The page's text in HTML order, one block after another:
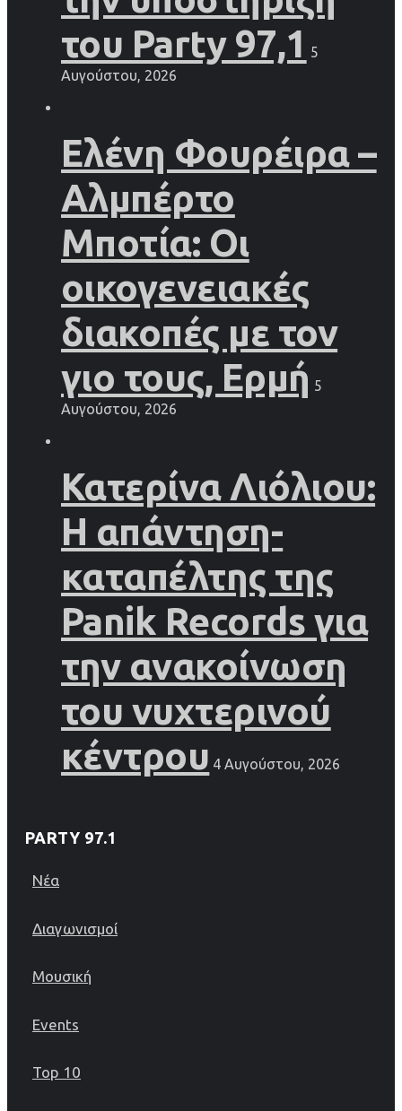
του Party 97,1
5
Αυγούστου, 2026
Ελένη Φουρέιρα –
Αλμπέρτο
Μποτία: Οι
οικογενειακές
διακοπές με τον
γιο τους, Ερμή 5
Αυγούστου, 2026
Κατερίνα Λιόλιου:
Η απάντηση-
καταπέλτης της
Panik Records για
την ανακοίνωση
του νυχτερινού
κέντρου 4 Αυγούστου, 2026
PARTY 97.1
Νέα
Διαγωνισμοί
Μουσική
Events
Top 10